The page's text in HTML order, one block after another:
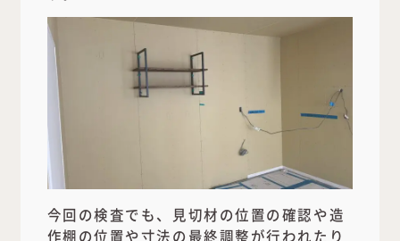
今回の検査でも、見切材の位置の確認や造
作棚の位置や寸法の最終調整が行われたり